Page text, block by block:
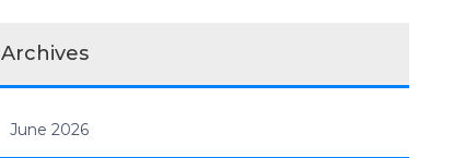
Archives
June 2026